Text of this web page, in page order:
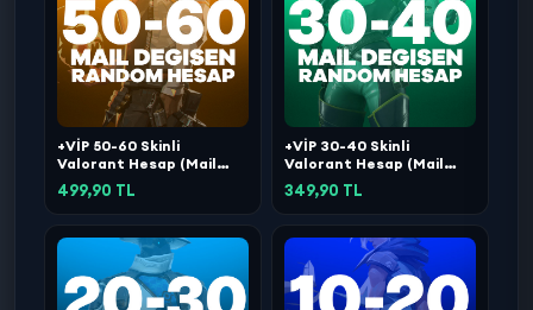
+VİP 50-60 Skinli
Valorant Hesap (Mail
Değişen)
499,90 TL
+VİP 30-40 Skinli
Valorant Hesap (Mail
Değişen)
349,90 TL